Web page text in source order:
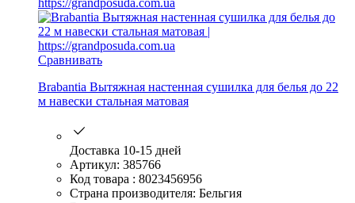
Сравнивать
Brabantia Вытяжная настенная сушилка для белья до 22
м навески стальная матовая
Доставка 10-15 дней
Артикул: 385766
Код товара : 8023456956
Страна производителя: Бельгия